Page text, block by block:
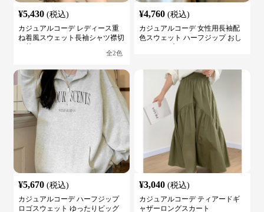
カジュアルコーデ レディース重
ね着風スウェット長袖シャツ襟切
り替え
全2色
カジュアルコーデ 女性用長袖配
色スウェット ハーフジップ おし
ゃれトップス
カジュアルコーデ ハーフジップ
ロゴスウェット ゆったりビッグ
シルエット
全 2色
¥3,040 (税込)
カジュアルコーデ ティアードギ
ャザーロングスカート
全4色